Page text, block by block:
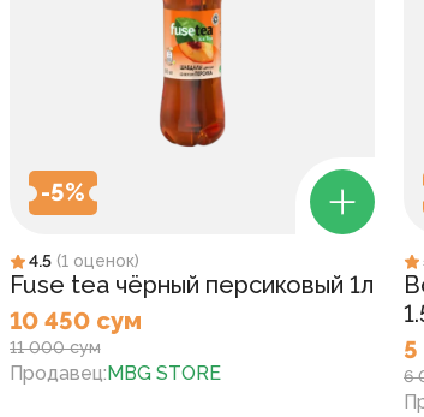
-5%
4.5 (1 оценок)
Fuse tea чёрный персиковый 1л
10 450 сум
11 000 сум
Продавец:MBG STORE 6